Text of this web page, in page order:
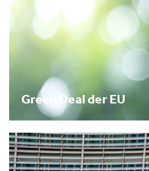
Green Deal der EU